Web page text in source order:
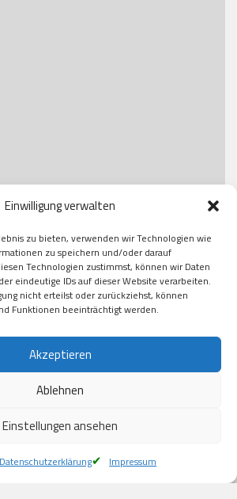
Einwilligung verwalten
zu bieten, verwenden wir Technologien wie
zu speichern und/oder darauf
Technologien zustimmst, können wir Daten
eindeutige IDs auf dieser Website verarbeiten.
nicht erteilst oder zurückziehst, können
Funktionen beeinträchtigt werden.
Akzeptieren
Ablehnen
Einstellungen ansehen
Datenschutzerklärung Impressum